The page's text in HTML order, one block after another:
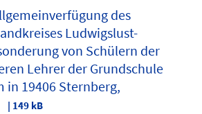
des
Ludwigslust-
von Schülern der
Lehrer der Grundschule
in 19406 Sternberg,
| 149 kB